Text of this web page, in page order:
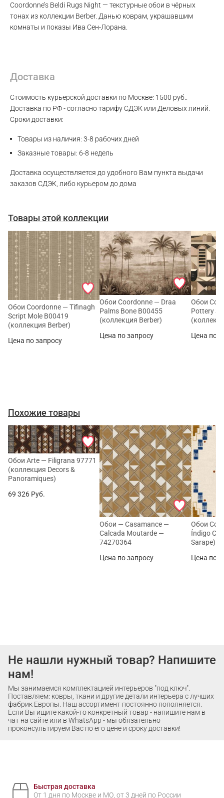
Coordonne’s Beldi Rugs Night — текстурные обои в чёрных
тонах из коллекции Berber. Данью коврам, украшавшим
комнаты и показы Ива Сен-Лорана.
Доставка
Стоимость курьерской доставки по Москве: 1500 руб..
Доставка по РФ - согласно тарифу СДЭК или Деловых линий.
Сроки доставки:
Товары из наличия: 3-8 рабочих дней
Заказные товары: 6-8 недель
Доставка осуществляется до удобного Вам пункта выдачи
заказов СДЭК, либо курьером до дома
Товары этой коллекции
Обои Coordonne — Tifinagh
Script Mole B00419
(коллекция Berber)
Цена по запросу
Обои Coordonne — Draa
Palms Bone B00455
(коллекция Berber)
Цена по запросу
Обои
Pottery
Цена по
Похожие товары
Обои Arte — Filigrana 97771
(коллекция Decors &
Panoramiques)
69 326 Руб.
Обои — Casamance —
Calcada Moutarde —
74270364
Цена по запросу
Обои
Índigo
Sarape)
Цена по
Не нашли нужный товар? Напишите
нам!
Мы занимаемся комплектацией интерьеров "под ключ".
Поставляем: ковры, ткани и другие детали интерьера с лучших
фабрик Европы. Наш ассортимент постоянно пополняется.
Если Вы ищите какой-то конкретный товар - напишите нам в
чат на сайте или в WhatsApp - мы обязательно
проконсультируем Вас по его цене и сроку доставки!
Быстрая доставка
От 1 дня по Москве и МО, от 3 дней по России
Max
Telegram